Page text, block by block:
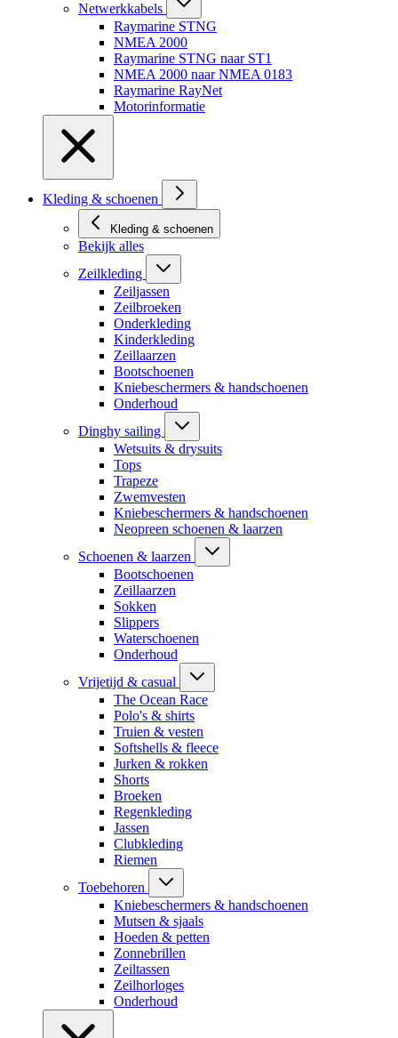
Netwerkkabels
Raymarine STNG
NMEA 2000
Raymarine STNG naar ST1
NMEA 2000 naar NMEA 0183
Raymarine RayNet
Motorinformatie
Kleding & schoenen
Kleding & schoenen
Bekijk alles
Zeilkleding
Zeiljassen
Zeilbroeken
Onderkleding
Kinderkleding
Zeillaarzen
Bootschoenen
Kniebeschermers & handschoenen
Onderhoud
Dinghy sailing
Wetsuits & drysuits
Tops
Trapeze
Zwemvesten
Kniebeschermers & handschoenen
Neopreen schoenen & laarzen
Schoenen & laarzen
Bootschoenen
Zeillaarzen
Sokken
Slippers
Waterschoenen
Onderhoud
Vrijetijd & casual
The Ocean Race
Polo's & shirts
Truien & vesten
Softshells & fleece
Jurken & rokken
Shorts
Broeken
Regenkleding
Jassen
Clubkleding
Riemen
Toebehoren
Kniebeschermers & handschoenen
Mutsen & sjaals
Hoeden & petten
Zonnebrillen
Zeiltassen
Zeilhorloges
Onderhoud